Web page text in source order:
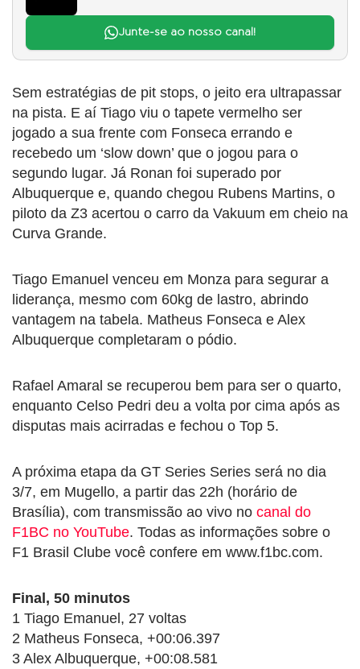
Junte-se ao nosso canal!
Sem estratégias de pit stops, o jeito era ultrapassar
na pista. E aí Tiago viu o tapete vermelho ser
jogado a sua frente com Fonseca errando e
recebedo um ‘slow down’ que o jogou para o
segundo lugar. Já Ronan foi superado por
Albuquerque e, quando chegou Rubens Martins, o
piloto da Z3 acertou o carro da Vakuum em cheio na
Curva Grande.
Tiago Emanuel venceu em Monza para segurar a
liderança, mesmo com 60kg de lastro, abrindo
vantagem na tabela. Matheus Fonseca e Alex
Albuquerque completaram o pódio.
Rafael Amaral se recuperou bem para ser o quarto,
enquanto Celso Pedri deu a volta por cima após as
disputas mais acirradas e fechou o Top 5.
A próxima etapa da GT Series Series será no dia
3/7, em Mugello, a partir das 22h (horário de
Brasília), com transmissão ao vivo no canal do
F1BC no YouTube. Todas as informações sobre o
F1 Brasil Clube você confere em www.f1bc.com.
Final, 50 minutos
1 Tiago Emanuel, 27 voltas
2 Matheus Fonseca, +00:06.397
3 Alex Albuquerque, +00:08.581